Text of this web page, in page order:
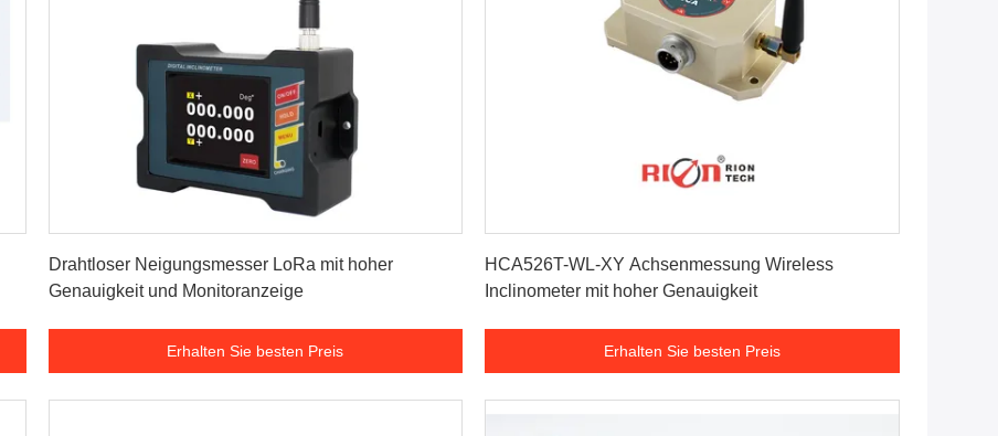
Drahtloser Neigungsmesser LoRa mit hoher
Genauigkeit und Monitoranzeige
Erhalten Sie besten Preis
HCA526T-WL-XY Achsenmessung Wireless
Inclinometer mit hoher Genauigkeit
Erhalten Sie besten Preis